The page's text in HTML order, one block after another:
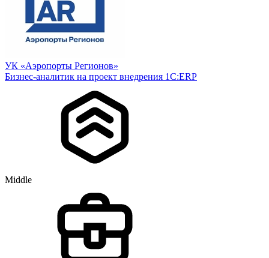
УК «Аэропорты Регионов»
Бизнес-аналитик на проект внедрения 1С:ERP
Middle